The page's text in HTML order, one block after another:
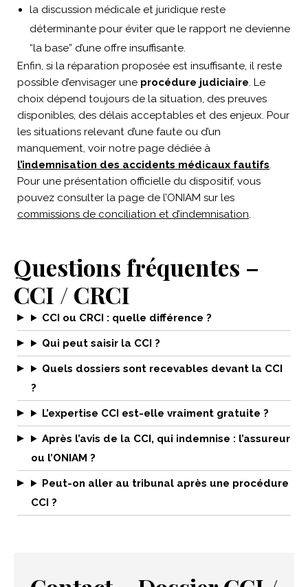
la discussion médicale et juridique reste
déterminante pour éviter que le rapport ne devienne
“la base” d’une offre insuffisante.
Enfin, si la réparation proposée est insuffisante, il reste
possible d’envisager une procédure judiciaire. Le
choix dépend toujours de la situation, des preuves
disponibles, des délais acceptables et des enjeux. Pour
les situations relevant d’une faute ou d’un
manquement, voir notre page dédiée à
l’indemnisation des accidents médicaux fautifs.
Pour une présentation officielle du dispositif, vous
pouvez consulter la page de l’ONIAM sur les
commissions de conciliation et d’indemnisation.
Questions fréquentes –
CCI / CRCI
CCI ou CRCI : quelle différence ?
Qui peut saisir la CCI ?
Quels dossiers sont recevables devant la CCI
?
L’expertise CCI est-elle vraiment gratuite ?
Après l’avis de la CCI, qui indemnise : l’assureur
ou l’ONIAM ?
Peut-on aller au tribunal après une procédure
CCI ?